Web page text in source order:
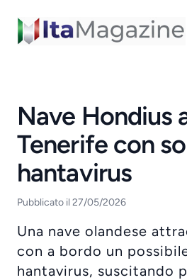
ItaMagazine
Nave Hondius
Tenerife con
hantavirus
Pubblicato il 27/05/2026
Una nave olandese
con a bordo un
hantavirus, suscitando